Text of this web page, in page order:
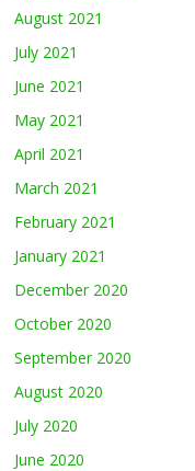
August 2021
July 2021
June 2021
May 2021
April 2021
March 2021
February 2021
January 2021
December 2020
October 2020
September 2020
August 2020
July 2020
June 2020